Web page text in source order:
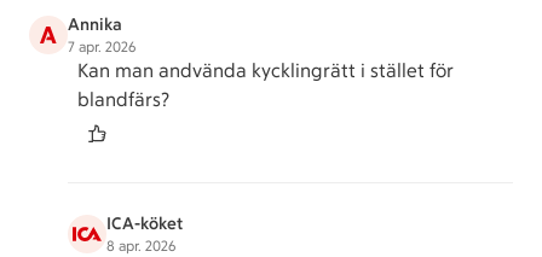
A Annika
7 apr. 2026
Kan man andvända kycklingrätt i stället för
blandfärs?
ICA-köket
8 apr. 2026